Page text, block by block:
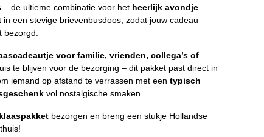
– de ultieme combinatie voor het heerlijk avondje
een stevige brievenbusdoos, zodat jouw cadeau
bezorgd.
voor familie, vrienden, collega’s of
te blijven voor de bezorging – dit pakket past direct in
iemand op afstand te verrassen met een typisch
vol nostalgische smaken.
bezorgen en breng een stukje Hollandse